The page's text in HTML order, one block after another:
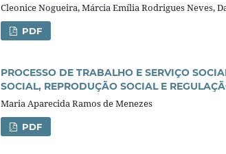
Cleonice Nogueira, Márcia Emília Rodrigues Neves,
PDF
PROCESSO DE TRABALHO E SERVIÇO
SOCIAL, REPRODUÇÃO SOCIAL E
Maria Aparecida Ramos de Menezes
PDF